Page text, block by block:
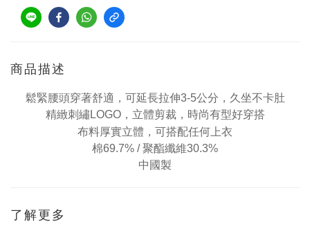
商品描述
鬆緊腰頭穿著舒適，可延長拉伸3-5公分，久坐不卡肚
精緻刺繡LOGO， 立體剪裁，時尚有型好穿搭
布料厚實立體， 可搭配任何上衣
棉69.7% /聚酯纖維30.3%
中國製
了解更多